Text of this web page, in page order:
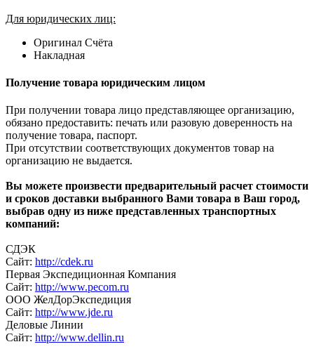
Для юридических лиц:
Оригинал Счёта
Накладная
Получение товара юридическим лицом
При получении товара лицо представляющее организацию,
обязано предоставить: печать или разовую доверенность на
получение товара, паспорт.
При отсутствии соответствующих документов товар на
организацию не выдается.
Вы можете произвести предварительный расчет стоимости
и сроков доставки выбранного Вами товара в Ваш город,
выбрав одну из ниже представленных транспортных
компаний:
СДЭК
Сайт: http://cdek.ru
Первая Экспедиционная Компания
Сайт: http://www.pecom.ru
ООО ЖелДорЭкспедиция
Сайт: http://www.jde.ru
Деловые Линии
Сайт: http://www.dellin.ru